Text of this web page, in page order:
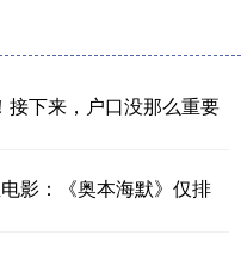
接下来，户口没那么重要
影：《奥本海默》仅排